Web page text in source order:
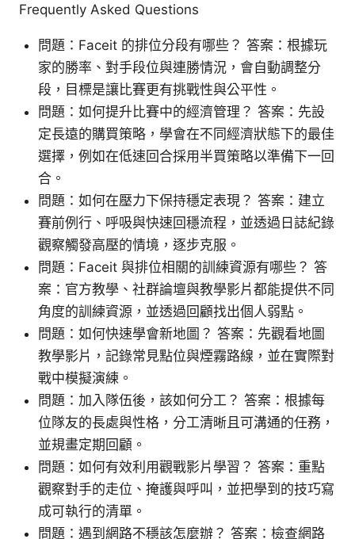
Frequently Asked Questions
問題：Faceit 的排位分段有哪些？ 答案：根據玩
家的勝率、對手段位與連勝情況，會自動調整分
段，目標是讓比賽更有挑戰性與公平性。
問題：如何提升比賽中的經濟管理？ 答案：先設
定長遠的購買策略，學會在不同經濟狀態下的最佳
選擇，例如在低速回合採用半買策略以準備下一回
合。
問題：如何在壓力下保持穩定表現？ 答案：建立
賽前例行、呼吸與快速回穩流程，並透過日誌紀錄
觀察觸發高壓的情境，逐步克服。
問題：Faceit 與排位相關的訓練資源有哪些？ 答
案：官方教學、社群論壇與教學影片都能提供不同
角度的訓練資源，並透過回顧找出個人弱點。
問題：如何快速學會新地圖？ 答案：先觀看地圖
教學影片，記錄常見點位與煙霧路線，並在實際對
戰中模擬演練。
問題：加入隊伍後，該如何分工？ 答案：根據每
位隊友的長處與性格，分工清晰且可溝通的任務，
並規畫定期回顧。
問題：如何有效利用觀戰影片學習？ 答案：重點
觀察對手的走位、掩護與呼叫，並把學到的技巧寫
成可執行的清單。
問題：遇到網路不穩該怎麼辦？ 答案：檢查網路